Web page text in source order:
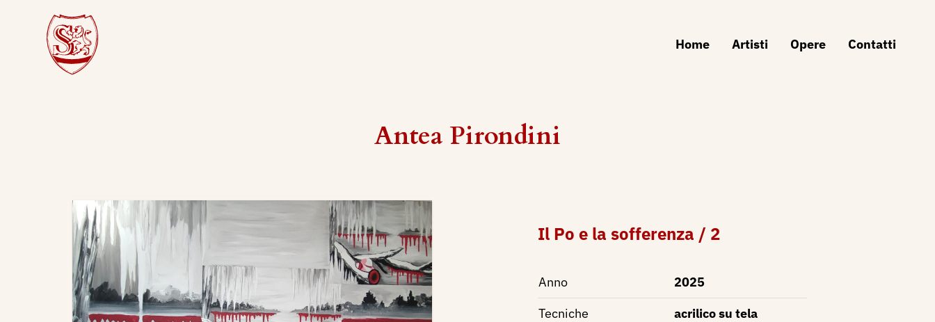
Home Artisti Opere Contatti
Antea Pirondini
Il Po e la sofferenza / 2
Anno
2025
Tecniche
acrilico su tela